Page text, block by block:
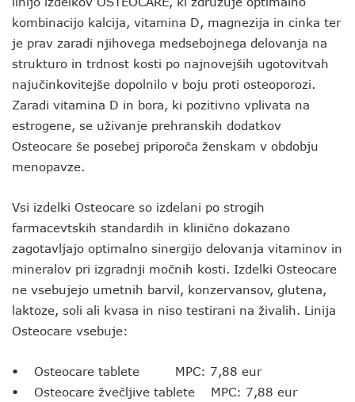
kombinacijo kalcija, vitamina D, magnezija in cinka ter
je prav zaradi njihovega medsebojnega delovanja na
strukturo in trdnost kosti po najnovejših ugotovitvah
najučinkovitejše dopolnilo v boju proti osteoporozi.
Zaradi vitamina D in bora, ki pozitivno vplivata na
estrogene, se uživanje prehranskih dodatkov
Osteocare še posebej priporoča ženskam v obdobju
menopavze.
Vsi izdelki Osteocare so izdelani po strogih
farmacevtskih standardih in klinično dokazano
zagotavljajo optimalno sinergijo delovanja vitaminov in
mineralov pri izgradnji močnih kosti. Izdelki Osteocare
ne vsebujejo umetnih barvil, konzervansov, glutena,
laktoze, soli ali kvasa in niso testirani na živalih. Linija
Osteocare vsebuje:
• Osteocare tablete MPC: 7,88 eur
• Osteocare žvečljive tablete MPC: 7,88 eur